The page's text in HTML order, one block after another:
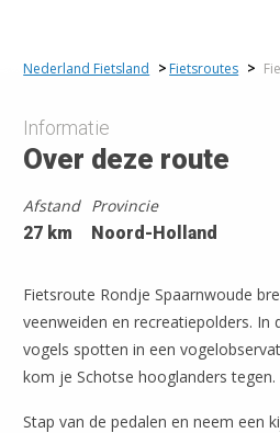
Nederland Fietsland > Fietsroutes >
Informatie
Over deze route
Afstand
27 km
Provincie
Noord-Holland
Fietsroute Rondje Spaarnwoude
veenweiden en recreatiepolders. In
vogels spotten in een
kom je Schotse hooglanders tegen.
Stap van de pedalen en neem een